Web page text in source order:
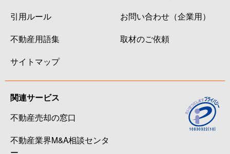
引用ルール
不動産用語集
サイトマップ
お問い合わせ（企業用）
取材のご依頼
関連サービス
不動産売却の窓口
不動産業界M&A相談センタ